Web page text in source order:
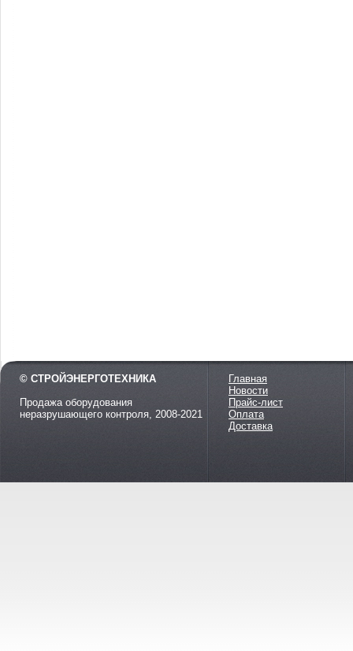
© СТРОЙЭНЕРГОТЕХНИКА
Продажа оборудования
неразрушающего контроля, 2008-2021
Главная
Новости
Прайс-лист
Оплата
Доставка